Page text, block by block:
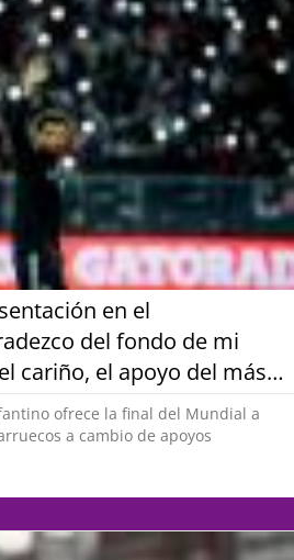
en el
del fondo de mi
cariño, el apoyo del más
ofrece la final del Mundial a
a cambio de apoyos